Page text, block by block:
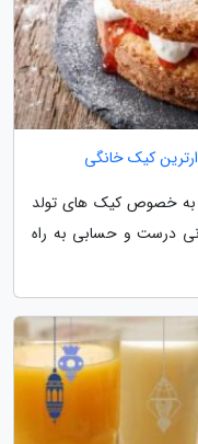
کیک خانگی
به خصوص کیک های تولد
درست و حسابی به راه